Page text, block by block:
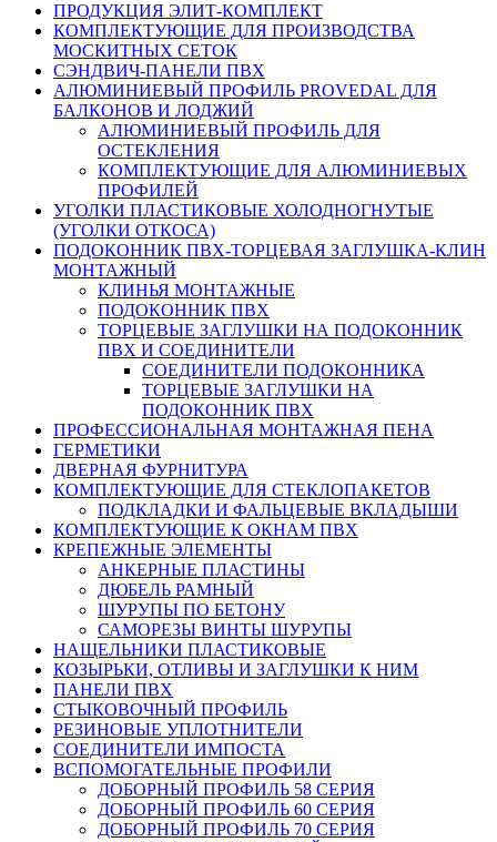
ПРОДУКЦИЯ ЭЛИТ-КОМПЛЕКТ
КОМПЛЕКТУЮЩИЕ ДЛЯ ПРОИЗВОДСТВА
МОСКИТНЫХ СЕТОК
СЭНДВИЧ-ПАНЕЛИ ПВХ
АЛЮМИНИЕВЫЙ ПРОФИЛЬ PROVEDAL ДЛЯ
БАЛКОНОВ И ЛОДЖИЙ
АЛЮМИНИЕВЫЙ ПРОФИЛЬ ДЛЯ
ОСТЕКЛЕНИЯ
КОМПЛЕКТУЮЩИЕ ДЛЯ АЛЮМИНИЕВЫХ
ПРОФИЛЕЙ
УГОЛКИ ПЛАСТИКОВЫЕ ХОЛОДНОГНУТЫЕ
(УГОЛКИ ОТКОСА)
ПОДОКОННИК ПВХ-ТОРЦЕВАЯ ЗАГЛУШКА-КЛИН
МОНТАЖНЫЙ
КЛИНЬЯ МОНТАЖНЫЕ
ПОДОКОННИК ПВХ
ТОРЦЕВЫЕ ЗАГЛУШКИ НА ПОДОКОННИК
ПВХ И СОЕДИНИТЕЛИ
СОЕДИНИТЕЛИ ПОДОКОННИКА
ТОРЦЕВЫЕ ЗАГЛУШКИ НА
ПОДОКОННИК ПВХ
ПРОФЕССИОНАЛЬНАЯ МОНТАЖНАЯ ПЕНА
ГЕРМЕТИКИ
ДВЕРНАЯ ФУРНИТУРА
КОМПЛЕКТУЮЩИЕ ДЛЯ СТЕКЛОПАКЕТОВ
ПОДКЛАДКИ И ФАЛЬЦЕВЫЕ ВКЛАДЫШИ
КОМПЛЕКТУЮЩИЕ К ОКНАМ ПВХ
КРЕПЕЖНЫЕ ЭЛЕМЕНТЫ
АНКЕРНЫЕ ПЛАСТИНЫ
ДЮБЕЛЬ РАМНЫЙ
ШУРУПЫ ПО БЕТОНУ
САМОРЕЗЫ ВИНТЫ ШУРУПЫ
НАЩЕЛЬНИКИ ПЛАСТИКОВЫЕ
КОЗЫРЬКИ, ОТЛИВЫ И ЗАГЛУШКИ К НИМ
ПАНЕЛИ ПВХ
СТЫКОВОЧНЫЙ ПРОФИЛЬ
РЕЗИНОВЫЕ УПЛОТНИТЕЛИ
СОЕДИНИТЕЛИ ИМПОСТА
ВСПОМОГАТЕЛЬНЫЕ ПРОФИЛИ
ДОБОРНЫЙ ПРОФИЛЬ 58 СЕРИЯ
ДОБОРНЫЙ ПРОФИЛЬ 60 СЕРИЯ
ДОБОРНЫЙ ПРОФИЛЬ 70 СЕРИЯ